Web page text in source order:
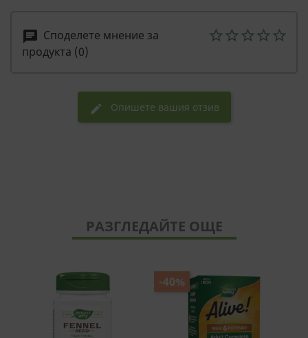
chat Споделете мнение за
продукта (0)
edit Опишете вашия отзив
РАЗГЛЕДАЙТЕ ОЩЕ
-40%